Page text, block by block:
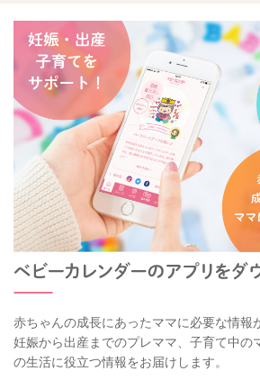
赤ちゃんの成長にあったママに必要な情報
妊娠から出産までのプレママ、子育て中の
の生活に役立つ情報をお届けします。